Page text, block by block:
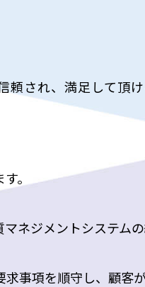
され、満足して頂
。
ネジメントシステムの
事項を順守し、顧客